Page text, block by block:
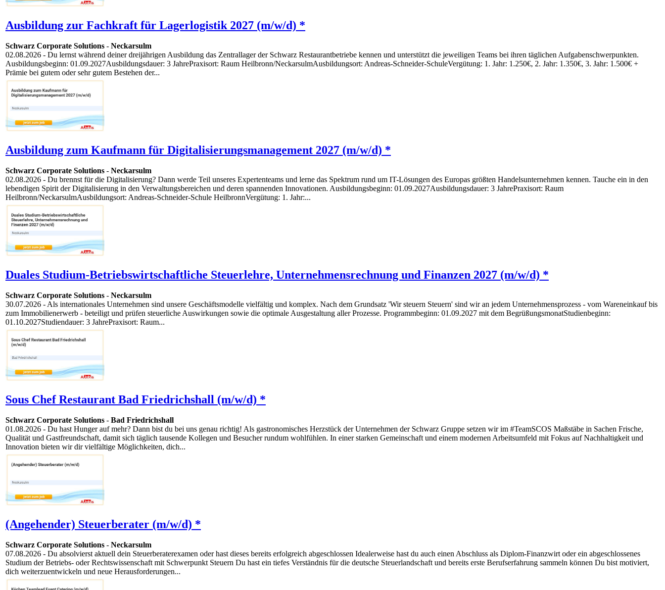
Ausbildung zur Fachkraft für Lagerlogistik 2027 (m/w/d) *
Schwarz Corporate Solutions - Neckarsulm
02.08.2026 - Du lernst während deiner dreijährigen Ausbildung das Zentrallager der Schwarz Restaurantbetriebe kennen und unterstützt die jeweiligen Teams bei ihren täglichen Aufgabenschwerpunkten.
Ausbildungsbeginn: 01.09.2027Ausbildungsdauer: 3 JahrePraxisort: Raum Heilbronn/NeckarsulmAusbildungsort: Andreas-Schneider-SchuleVergütung: 1. Jahr: 1.250€, 2. Jahr: 1.350€, 3. Jahr: 1.500€ +
Prämie bei gutem oder sehr gutem Bestehen der...
Ausbildung zum Kaufmann für Digitalisierungsmanagement 2027 (m/w/d) *
Schwarz Corporate Solutions - Neckarsulm
02.08.2026 - Du brennst für die Digitalisierung? Dann werde Teil unseres Expertenteams und lerne das Spektrum rund um IT-Lösungen des Europas größten Handelsunternehmen kennen. Tauche ein in den
lebendigen Spirit der Digitalisierung in den Verwaltungsbereichen und deren spannenden Innovationen. Ausbildungsbeginn: 01.09.2027Ausbildungsdauer: 3 JahrePraxisort: Raum
Heilbronn/NeckarsulmAusbildungsort: Andreas-Schneider-Schule HeilbronnVergütung: 1. Jahr:...
Duales Studium-Betriebswirtschaftliche Steuerlehre, Unternehmensrechnung und Finanzen 2027 (m/w/d) *
Schwarz Corporate Solutions - Neckarsulm
30.07.2026 - Als internationales Unternehmen sind unsere Geschäftsmodelle vielfältig und komplex. Nach dem Grundsatz 'Wir steuern Steuern' sind wir an jedem Unternehmensprozess - vom Wareneinkauf bis
zum Immobilienerwerb - beteiligt und prüfen steuerliche Auswirkungen sowie die optimale Ausgestaltung aller Prozesse. Programmbeginn: 01.09.2027 mit dem BegrüßungsmonatStudienbeginn:
01.10.2027Studiendauer: 3 JahrePraxisort: Raum...
Sous Chef Restaurant Bad Friedrichshall (m/w/d) *
Schwarz Corporate Solutions - Bad Friedrichshall
01.08.2026 - Du hast Hunger auf mehr? Dann bist du bei uns genau richtig! Als gastronomisches Herzstück der Unternehmen der Schwarz Gruppe setzen wir im #TeamSCOS Maßstäbe in Sachen Frische,
Qualität und Gastfreundschaft, damit sich täglich tausende Kollegen und Besucher rundum wohlfühlen. In einer starken Gemeinschaft und einem modernen Arbeitsumfeld mit Fokus auf Nachhaltigkeit und
Innovation bieten wir dir vielfältige Möglichkeiten, dich...
(Angehender) Steuerberater (m/w/d) *
Schwarz Corporate Solutions - Neckarsulm
07.08.2026 - Du absolvierst aktuell dein Steuerberaterexamen oder hast dieses bereits erfolgreich abgeschlossen Idealerweise hast du auch einen Abschluss als Diplom-Finanzwirt oder ein abgeschlossenes
Studium der Betriebs- oder Rechtswissenschaft mit Schwerpunkt Steuern Du hast ein tiefes Verständnis für die deutsche Steuerlandschaft und bereits erste Berufserfahrung sammeln können Du bist motiviert,
dich weiterzuentwickeln und neue Herausforderungen...